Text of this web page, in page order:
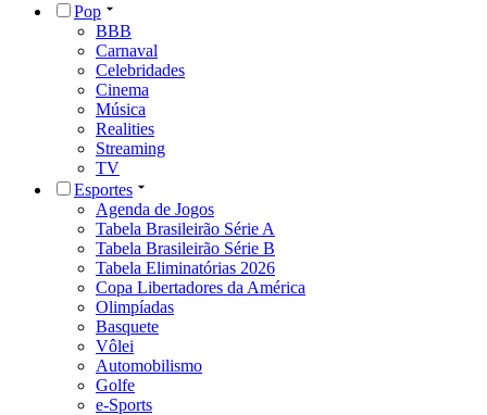
Pop
BBB
Carnaval
Celebridades
Cinema
Música
Realities
Streaming
TV
Esportes
Agenda de Jogos
Tabela Brasileirão Série A
Tabela Brasileirão Série B
Tabela Eliminatórias 2026
Copa Libertadores da América
Olimpíadas
Basquete
Vôlei
Automobilismo
Golfe
e-Sports